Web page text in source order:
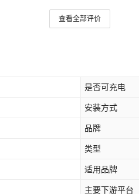
查看全部评价
是否可充电
安装方式
品牌
类型
适用品牌
主要下游平台